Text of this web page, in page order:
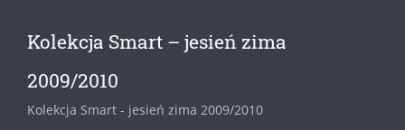
Kolekcja Smart – jesień zima
2009/2010
Kolekcja Smart - jesień zima 2009/2010